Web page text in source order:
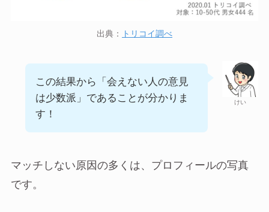
出典： トリコイ調べ
けい
この結果から「会えない人の意見
は少数派」であることが分かりま
す！
マッチしない原因の多くは、プロフィールの写真
です。